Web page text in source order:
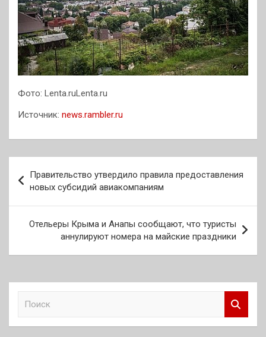
Фото: Lenta.ruLenta.ru
Источник: news.rambler.ru
по
записям
Правительство утвердило правила предоставления
новых субсидий авиакомпаниям
Отельеры Крыма и Анапы сообщают, что туристы
аннулируют номера на майские праздники